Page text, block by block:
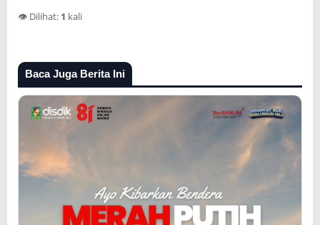
👁️ Dilihat: 1 kali
Baca Juga Berita Ini